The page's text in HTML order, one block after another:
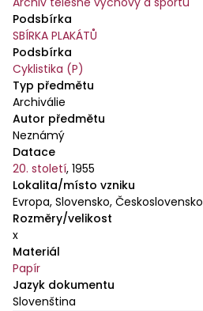
Podsbírka
SBÍRKA PLAKÁTŮ
Podsbírka
Cyklistika (P)
Typ předmětu
Archiválie
Autor předmětu
Neznámý
Datace
20. století, 1955
Lokalita/místo vzniku
Evropa, Slovensko, Československo
Rozměry/velikost
x
Materiál
Papír
Jazyk dokumentu
Slovenština